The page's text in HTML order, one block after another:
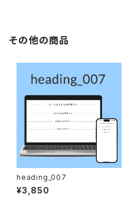
その他の商品
heading_007
¥3,850